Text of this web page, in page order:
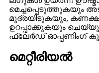
മെച്ചപ്പെടുത്തുകയും
മുദ്രയിടുകയും,
ഉറപ്പാക്കുകയും
ഫ്ലേർഡ് ഓപ്പണിംഗ്
മെറ്റീരിയൽ